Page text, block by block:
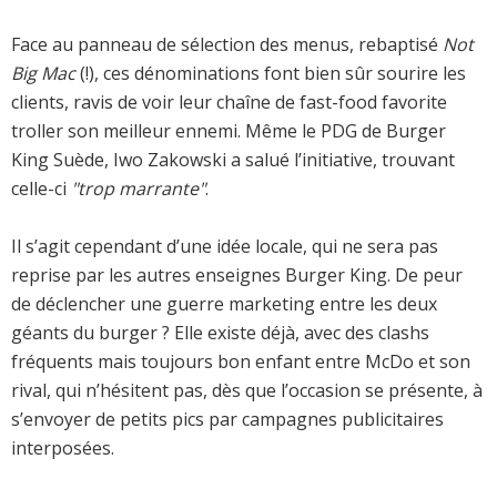
Face au panneau de sélection des menus, rebaptisé Not
Big Mac(!), ces dénominations font bien sûr sourire les
clients, ravis de voir leur chaîne de fast-food favorite
troller son meilleur ennemi. Même le PDG de Burger
King Suède, Iwo Zakowski a salué l’initiative, trouvant
celle-ci "trop marrante".
Il s’agit cependant d’une idée locale, qui ne sera pas
reprise par les autres enseignes Burger King. De peur
de déclencher une guerre marketing entre les deux
géants du burger ? Elle existe déjà, avec des clashs
fréquents mais toujours bon enfant entre McDo et son
rival, qui n’hésitent pas, dès que l’occasion se présente, à
s’envoyer de petits pics par campagnes publicitaires
interposées.